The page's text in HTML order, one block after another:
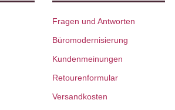
Fragen und Antworten
Büromodernisierung
Kundenmeinungen
Retourenformular
Versandkosten